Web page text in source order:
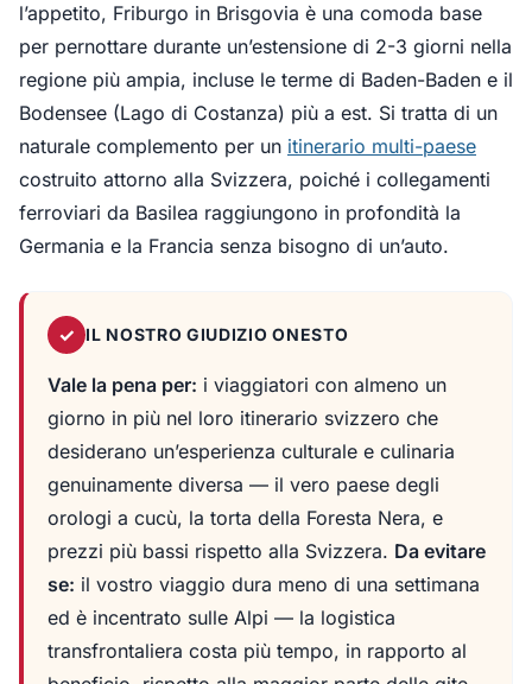
l’appetito, Friburgo in Brisgovia è una comoda base
per pernottare durante un’estensione di 2-3 giorni nella
regione più ampia, incluse le terme di Baden-Baden e il
Bodensee (Lago di Costanza) più a est. Si tratta di un
naturale complemento per un itinerario multi-paese
costruito attorno alla Svizzera, poiché i collegamenti
ferroviari da Basilea raggiungono in profondità la
Germania e la Francia senza bisogno di un’auto.
✓ IL NOSTRO GIUDIZIO ONESTO
Vale la pena per: i viaggiatori con almeno un
giorno in più nel loro itinerario svizzero che
desiderano un’esperienza culturale e culinaria
genuinamente diversa — il vero paese degli
orologi a cucù, la torta della Foresta Nera, e
prezzi più bassi rispetto alla Svizzera. Da evitare
se: il vostro viaggio dura meno di una settimana
ed è incentrato sulle Alpi — la logistica
transfrontaliera costa più tempo, in rapporto al